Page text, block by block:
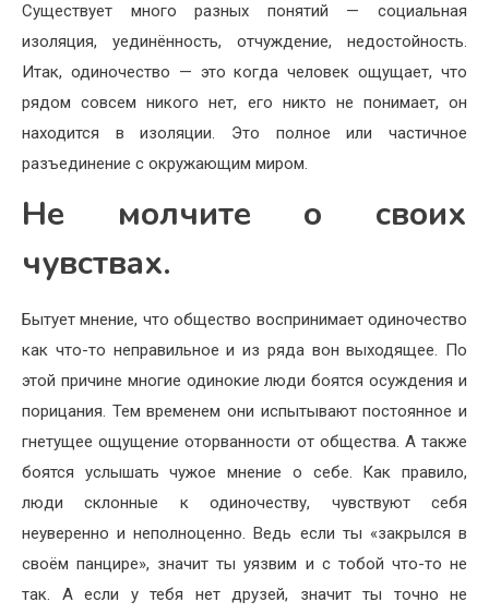
Существует много разных понятий — социальная
изоляция, уединённость, отчуждение, недостойность.
Итак, одиночество — это когда человек ощущает, что
рядом совсем никого нет, его никто не понимает, он
находится в изоляции. Это полное или частичное
разъединение с окружающим миром.
Не молчите о своих
чувствах.
Бытует мнение, что общество воспринимает одиночество
как что-то неправильное и из ряда вон выходящее. По
этой причине многие одинокие люди боятся осуждения и
порицания. Тем временем они испытывают постоянное и
гнетущее ощущение оторванности от общества. А также
боятся услышать чужое мнение о себе. Как правило,
люди склонные к одиночеству, чувствуют себя
неуверенно и неполноценно. Ведь если ты «закрылся в
своём панцире», значит ты уязвим и с тобой что-то не
так. А если у тебя нет друзей, значит ты точно не